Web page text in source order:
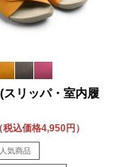
スリッパ・室内履
（税込価格4,950円）
人気商品